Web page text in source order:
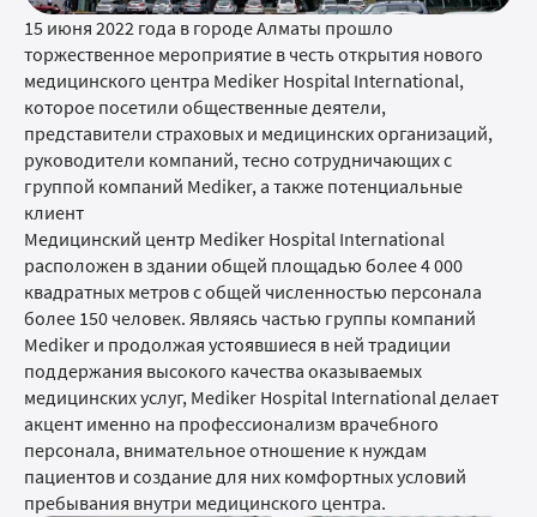
15 июня 2022 года в городе Алматы прошло
торжественное мероприятие в честь открытия нового
медицинского центра Mediker Hospital International,
которое посетили общественные деятели,
представители страховых и медицинских организаций,
руководители компаний, тесно сотрудничающих с
группой компаний Mediker, а также потенциальные
клиент
Медицинский центр Mediker Hospital International
расположен в здании общей площадью более 4 000
квадратных метров с общей численностью персонала
более 150 человек. Являясь частью группы компаний
Mediker и продолжая устоявшиеся в ней традиции
поддержания высокого качества оказываемых
медицинских услуг, Mediker Hospital International делает
акцент именно на профессионализм врачебного
персонала, внимательное отношение к нуждам
пациентов и создание для них комфортных условий
пребывания внутри медицинского центра.